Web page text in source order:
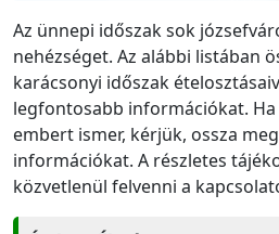
Az ünnepi időszak sok
nehézséget. Az alábbi listában
karácsonyi időszak
legfontosabb információkat.
embert ismer, kérjük, ossza
információkat. A részletes
közvetlenül felvenni a